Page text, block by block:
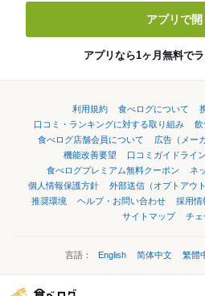
アプリで開
アプリなら1ヶ月無料で
利用規約 食べログについて
口コミ・ランキングに対する取り組み
飲
食べログ店舗会員について
広告（メー
機能改善要望
口コミガイドライン
食べログプレミアム無料クーポン
ネ
個人情報保護方針
外部送信（オプトアウト
推奨環境
ヘルプ・お問い合わせ 採用情
サイトマップ
チェ
言語： English 简体中文 繁體